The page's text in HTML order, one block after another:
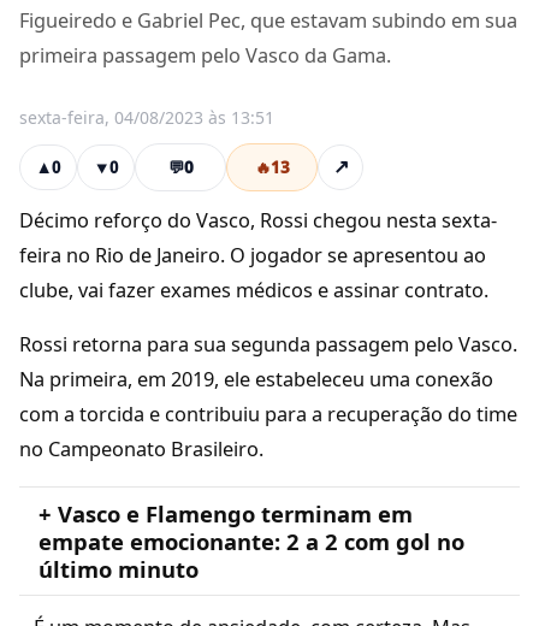
Figueiredo e Gabriel Pec, que estavam subindo em sua
primeira passagem pelo Vasco da Gama.
sexta-feira, 04/08/2023 às 13:51
▲0 ▼0 💬0 🔥13 ↗
Décimo reforço do Vasco, Rossi chegou nesta sexta-
feira no Rio de Janeiro. O jogador se apresentou ao
clube, vai fazer exames médicos e assinar contrato.
Rossi retorna para sua segunda passagem pelo Vasco.
Na primeira, em 2019, ele estabeleceu uma conexão
com a torcida e contribuiu para a recuperação do time
no Campeonato Brasileiro.
+ Vasco e Flamengo terminam em
empate emocionante: 2 a 2 com gol no
último minuto